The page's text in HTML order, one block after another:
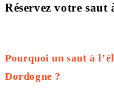
Réservez votre saut
Pourquoi un saut à
Dordogne ?